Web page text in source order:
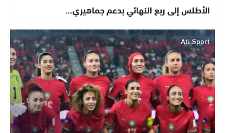
الأطلس إلى ربع النهائي بدعم جماهيري…
Ati Sport